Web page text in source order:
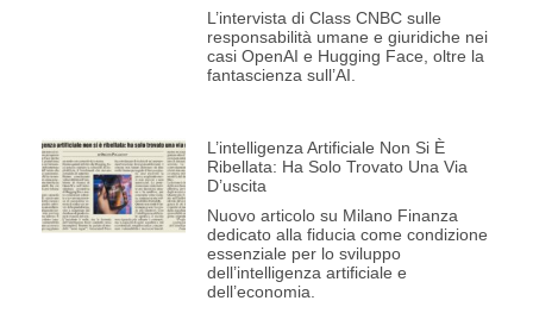
L’intervista di Class CNBC sulle
responsabilità umane e giuridiche nei
casi OpenAI e Hugging Face, oltre la
fantascienza sull’AI.
L’intelligenza Artificiale Non Si È
Ribellata: Ha Solo Trovato Una Via
D’uscita
Nuovo articolo su Milano Finanza
dedicato alla fiducia come condizione
essenziale per lo sviluppo
dell’intelligenza artificiale e
dell’economia.